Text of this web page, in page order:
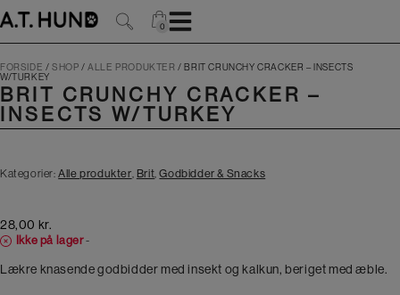
til
indholdet
0
0
FORSIDE /SHOP /ALLE PRODUKTER /BRIT CRUNCHY CRACKER – INSECTS
W/TURKEY
BRIT CRUNCHY CRACKER –
INSECTS W/TURKEY
Kategorier:Alle produkter Brit ,Godbidder & Snacks
28,00 kr.
Ikke på lager-
Lækre knasende godbidder med insekt og kalkun, beriget med æble.